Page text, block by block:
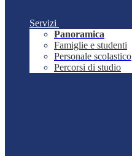
Servizi
Panoramica
Famiglie e studenti
Personale scolastico
Percorsi di studio